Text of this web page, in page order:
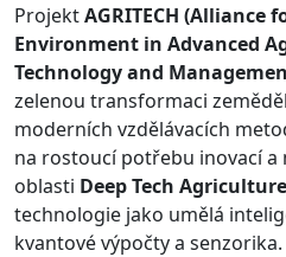
ProjektAGRITECH
Environment in Advanced
Technology and
zelenou transformaci
moderních vzdělávacích
na rostoucí potřebu inovací a
oblasti Deep Tech Agriculture
technologie jako umělá
kvantové výpočty a senzorika.